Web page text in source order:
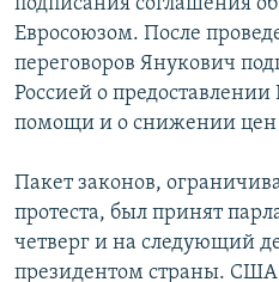
подписания соглашения
Евросоюзом. После
переговоров Янукович
Россией о
помощи и о снижении цен
Пакет законов,
протеста, был принят
четверг и на следующий
президентом страны.